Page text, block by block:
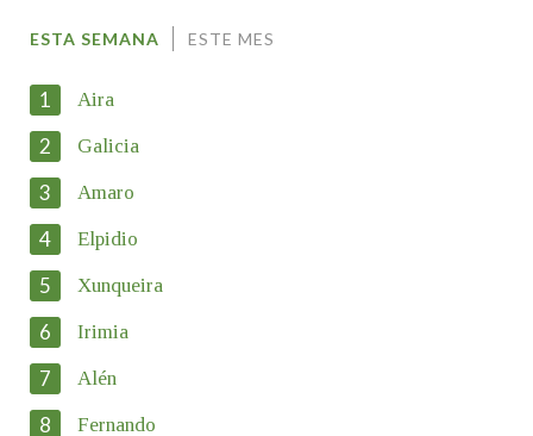
Enderezo electrónico
Motivación
En cumprimento da normativa vixente en materia de Protección
de Datos de Carácter Persoal, a Real Academia Galega informa
ESTA SEMANA ESTE MES
1 Aira
2 Galicia
3 Amaro
4 Elpidio
5 Xunqueira
6 Irimia
7 Alén
8 Fernando